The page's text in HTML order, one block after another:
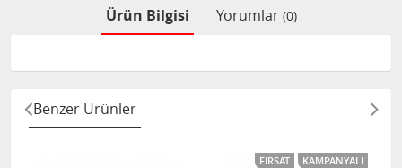
Ürün Bilgisi Yorumlar (0)
Benzer Ürünler
FIRSAT KAMPANYALI